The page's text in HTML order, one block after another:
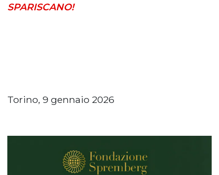
SPARISCANO!
Torino, 9 gennaio 2026